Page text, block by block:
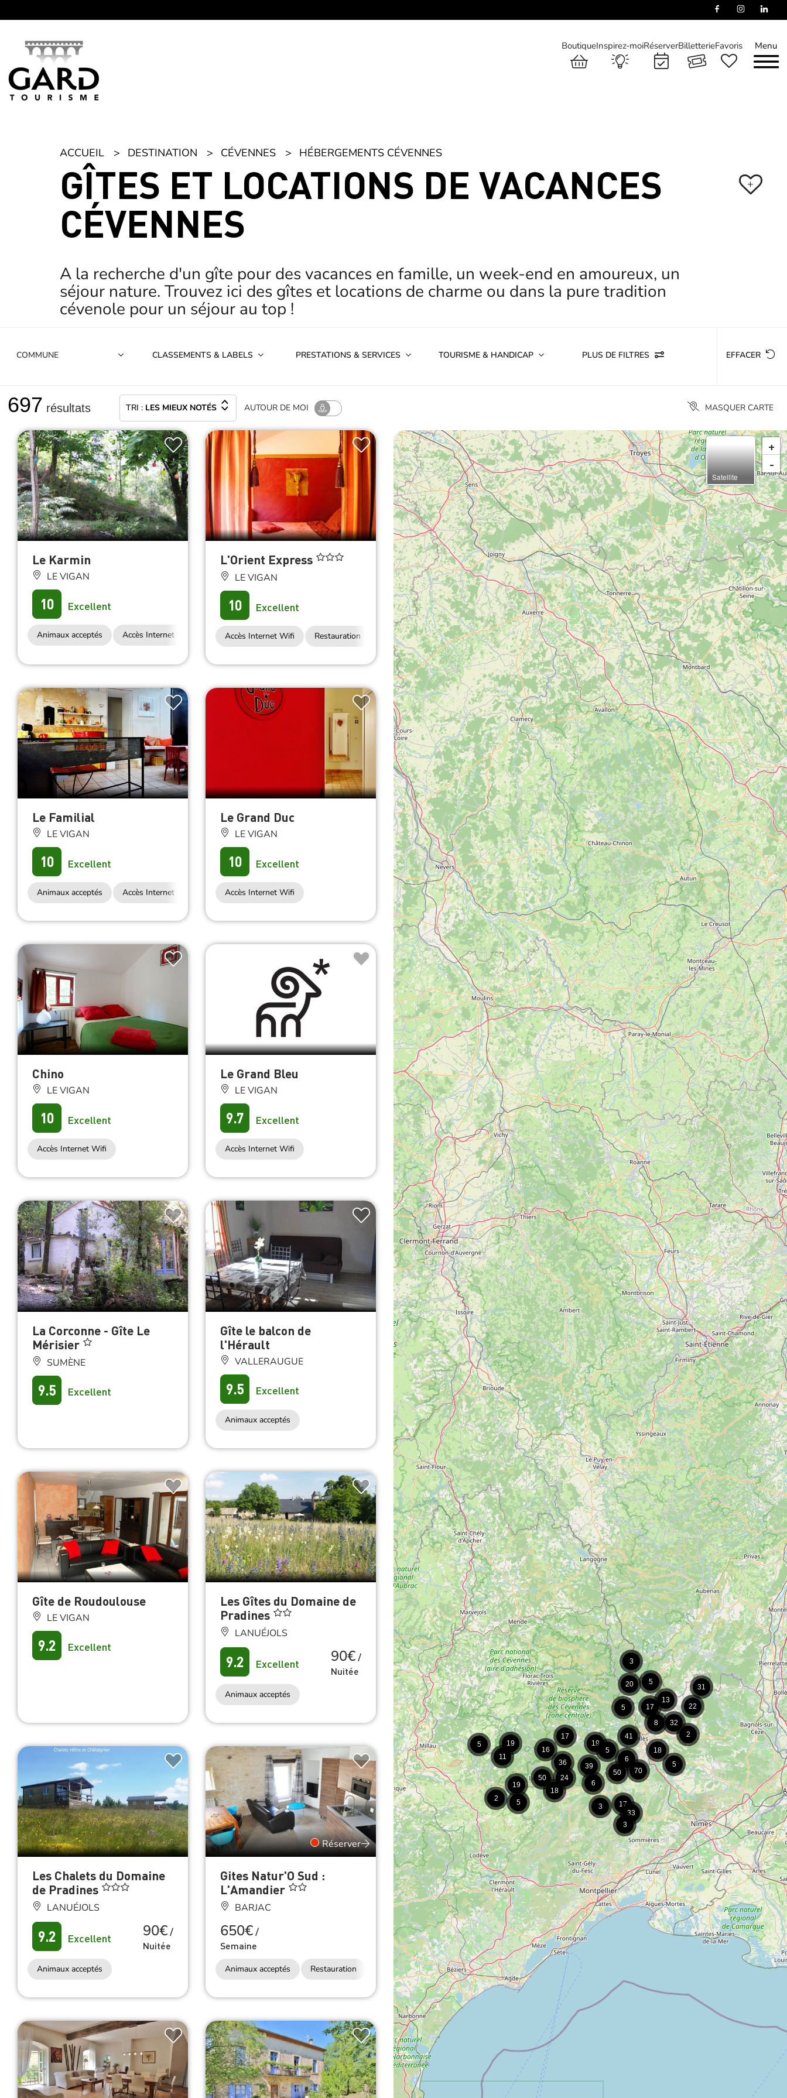
Menu
BoutiqueInspirez-moiRéserverBilletterieFavoris
ACCUEIL DESTINATION CÉVENNES HÉBERGEMENTS CÉVENNES
GÎTES ET LOCATIONS DE VACANCES
CÉVENNES
+
A la recherche d'un gîte pour des vacances en famille, un week-end en amoureux, un
séjour nature. Trouvez ici des gîtes et locations de charme ou dans la pure tradition
cévenole pour un séjour au top !
CLASSEMENTS & LABELS PRESTATIONS & SERVICES TOURISME & HANDICAP PLUS DE FILTRES EFFACER
697 résultats TRI : LES MIEUX NOTÉS AUTOUR DE MOI MASQUER CARTE
Le Karmin
LE VIGAN
10 Excellent
Animaux acceptés Accès Internet Wifi
L'Orient Express
LE VIGAN
10 Excellent
Accès Internet Wifi Restauration
Le Familial
LE VIGAN
10 Excellent
Animaux acceptés Accès Internet Wifi
Le Grand Duc
LE VIGAN
10 Excellent
Accès Internet Wifi
Chino
LE VIGAN
10 Excellent
Accès Internet Wifi
Le Grand Bleu
LE VIGAN
9.7 Excellent
Accès Internet Wifi
La Corconne - Gîte Le
Mérisier
SUMÈNE
9.5 Excellent
Gîte le balcon de
l'Hérault
VALLERAUGUE
9.5 Excellent
Animaux acceptés
Gîte de Roudoulouse
LE VIGAN
9.2 Excellent
Les Gîtes du Domaine de
Pradines
LANUÉJOLS
9.2 Excellent 90€/
Nuitée
Animaux acceptés
Les Chalets du Domaine
de Pradines
LANUÉJOLS
9.2 Excellent 90€/
Nuitée
Animaux acceptés
Réserver
Gites Natur'O Sud :
L'Amandier
BARJAC
650€/
Semaine
Animaux acceptés Restauration
2
5
5
3
36
17
24
41
11
20
8
5
3
18
5
5
6
19
70
6
50
5
13
31
32
17
18
19
3
16
17
39
19
50
22
2
33
+
-
Satellite